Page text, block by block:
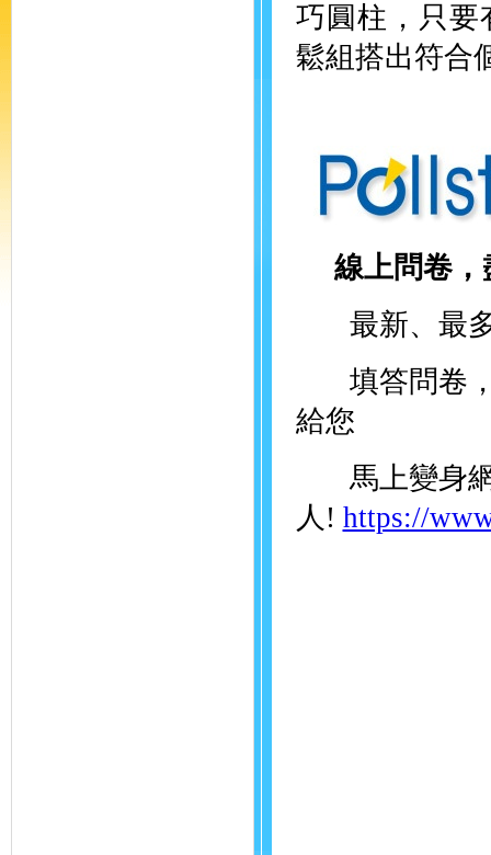
巧圓柱，只要
鬆組搭出符合
線上問卷，
最新、最多
填答問卷，
給您
馬上變身
人! https://